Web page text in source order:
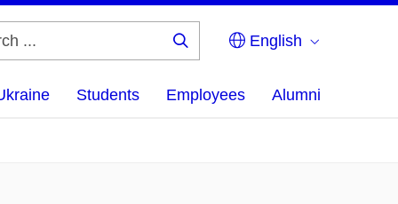
English
Students Employees Alumni